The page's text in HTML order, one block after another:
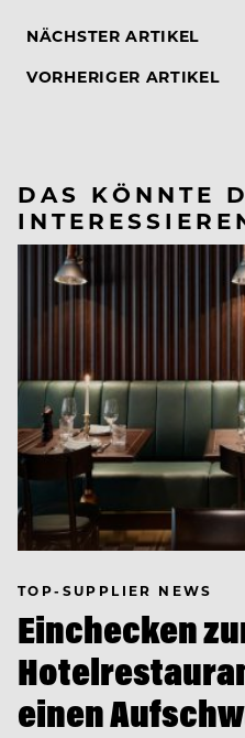
NÄCHSTER ARTIKEL
VORHERIGER ARTIKEL
DAS KÖNNTE
TOP-SUPPLIER NEWS
Einchecken
einen